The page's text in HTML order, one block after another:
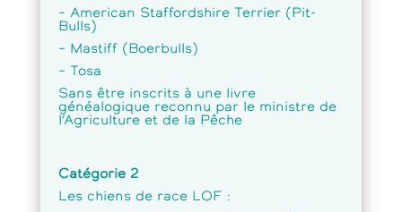
– American Staffordshire Terrier (Pit-
Bulls)
– Mastiff (Boerbulls)
– Tosa
Sans être inscrits à une livre
généalogique reconnu par le ministre de
l’Agriculture et de la Pêche
Catégorie 2
Les chiens de race LOF :